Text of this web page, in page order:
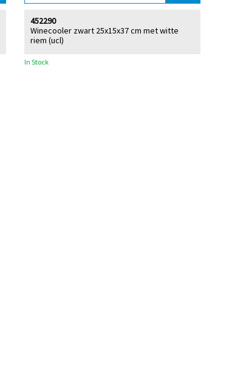
Winecooler zwart 25x15x37 cm met witte
riem (ucl)
452290
In Stock